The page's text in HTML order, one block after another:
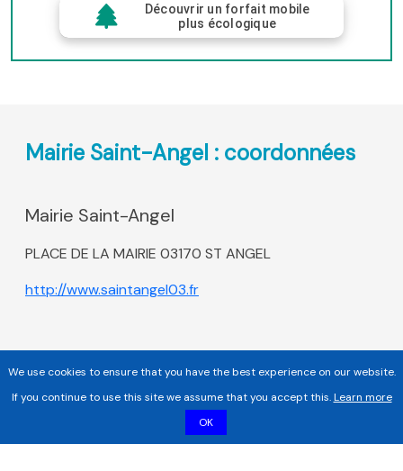
Découvrir un forfait mobile
plus écologique
Mairie Saint-Angel : coordonnées
Mairie Saint-Angel
PLACE DE LA MAIRIE 03170 ST ANGEL
http://www.saintangel03.fr
We use cookies to ensure that you have the best experience on our website.
If you continue to use this site we assume that you accept this.Learn more
OK